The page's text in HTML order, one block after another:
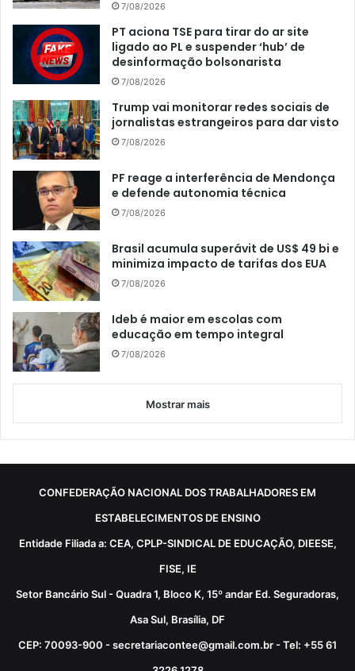
7/08/2026
PT aciona TSE para tirar do ar site
ligado ao PL e suspender ‘hub’ de
desinformação bolsonarista
7/08/2026
Trump vai monitorar redes sociais de
jornalistas estrangeiros para dar visto
7/08/2026
PF reage a interferência de Mendonça
e defende autonomia técnica
7/08/2026
Brasil acumula superávit de US$ 49 bi e
minimiza impacto de tarifas dos EUA
7/08/2026
Ideb é maior em escolas com
educação em tempo integral
7/08/2026
Mostrar mais
CONFEDERAÇÃO NACIONAL DOS TRABALHADORES EM
ESTABELECIMENTOS DE ENSINO
Entidade Filiada a: CEA, CPLP-SINDICAL DE EDUCAÇÃO, DIEESE,
FISE, IE
Setor Bancário Sul - Quadra 1, Bloco K, 15º andar Ed. Seguradoras,
Asa Sul, Brasília, DF
CEP: 70093-900 - secretariacontee@gmail.com.br - Tel: +55 61